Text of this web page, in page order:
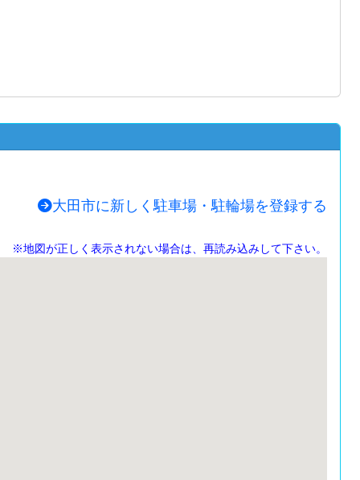
大田市に新しく駐車場・駐輪場を登録する
※地図が正しく表示されない場合は、再読み込みして下さい。